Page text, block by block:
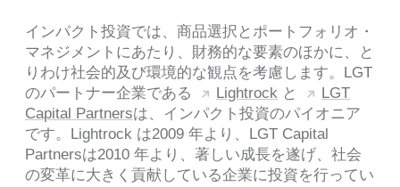
インパクト投資では、商品選択とポートフォリオ・
マネジメントにあたり、財務的な要素のほかに、と
りわけ社会的及び環境的な観点を考慮します。LGT
のパートナー企業である
Lightrock と
LGT
Capital Partnersは、インパクト投資のパイオニア
です。Lightrock は2009 年より、LGT Capital
Partnersは2010 年より、著しい成長を遂げ、社会
の変革に大きく貢献している企業に投資を行ってい